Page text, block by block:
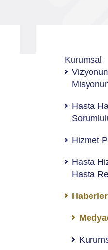
Kurumsal
Hasta
Hizmet
Hasta
Hasta
Haberler